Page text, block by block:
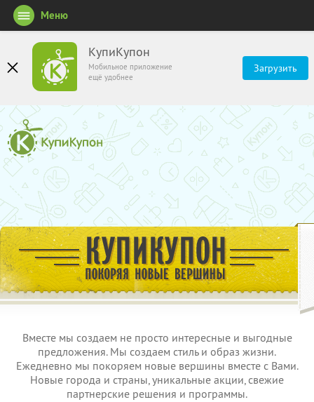
КупиКупон
Мобильное приложение
ещё удобнее
Загрузить
Меню
Вместе мы создаем не просто интересные и выгодные
предложения. Мы создаем стиль и образ жизни.
Ежедневно мы покоряем новые вершины вместе с Вами.
Новые города и страны, уникальные акции, свежие
партнерские решения и программы.